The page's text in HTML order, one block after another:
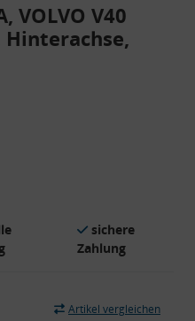
VOLVO V40
Hinterachse,
sichere
Zahlung
Artikel vergleichen